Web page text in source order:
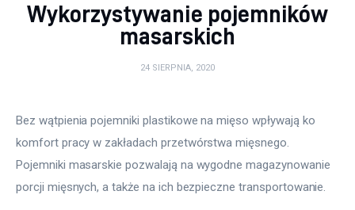
Zdrowie
Więcej
Wykorzystywanie pojemników
masarskich
24 SIERPNIA, 2020
Bez wątpienia pojemniki plastikowe na mięso wpływają ko
komfort pracy w zakładach przetwórstwa mięsnego.
Pojemniki masarskie pozwalają na wygodne magazynowanie
porcji mięsnych, a także na ich bezpieczne transportowanie.